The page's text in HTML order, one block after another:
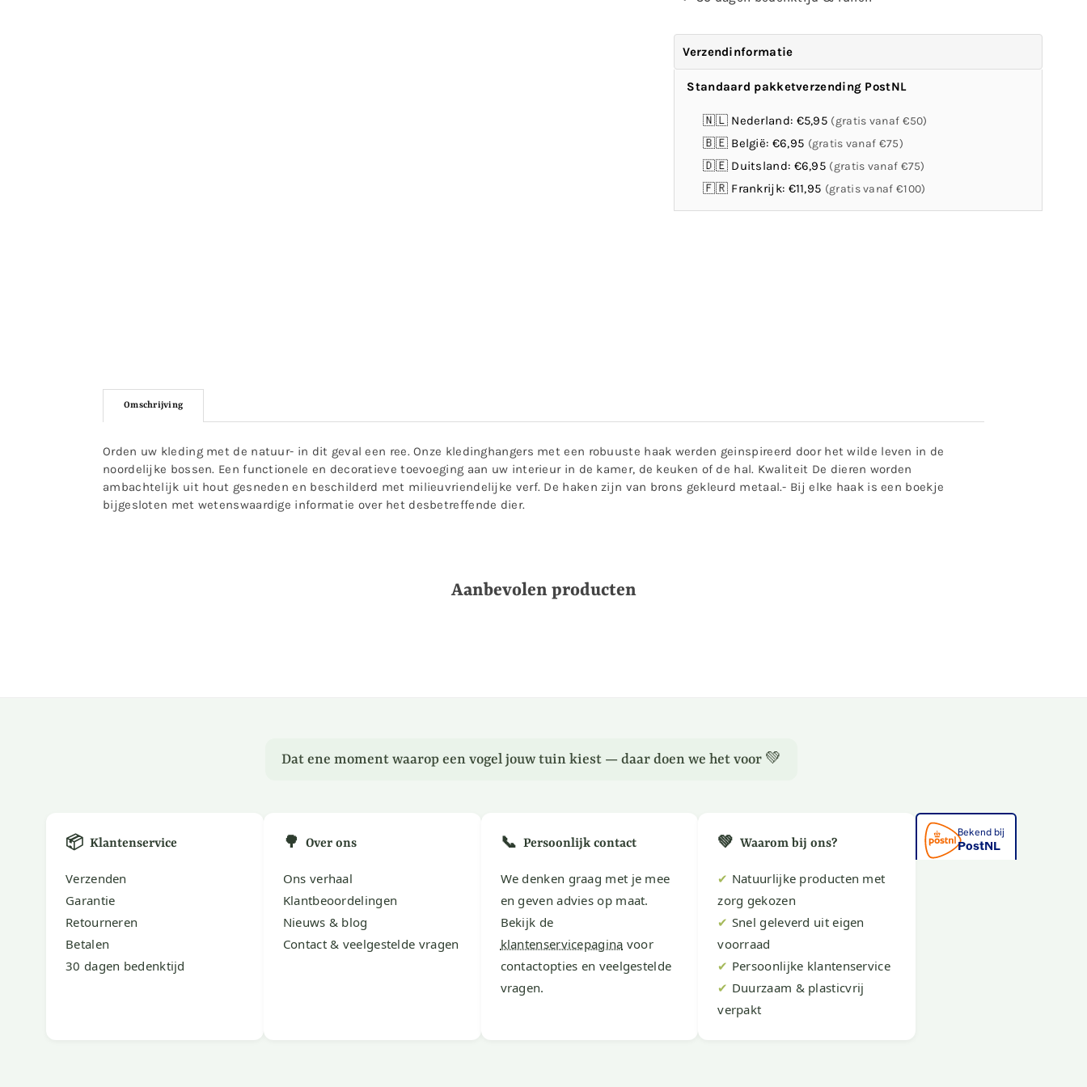
Verzendinformatie
Standaard pakketverzending PostNL
🇳🇱 Nederland: €5,95 (gratis vanaf €50)
🇧🇪 België: €6,95 (gratis vanaf €75)
🇩🇪 Duitsland: €6,95 (gratis vanaf €75)
🇫🇷 Frankrijk: €11,95 (gratis vanaf €100)
Omschrijving
Orden uw kleding met de natuur- in dit geval een ree. Onze kledinghangers met een robuuste haak werden geinspireerd door het wilde leven in de
noordelijke bossen. Een functionele en decoratieve toevoeging aan uw interieur in de kamer, de keuken of de hal. Kwaliteit De dieren worden
ambachtelijk uit hout gesneden en beschilderd met milieuvriendelijke verf. De haken zijn van brons gekleurd metaal.- Bij elke haak is een boekje
bijgesloten met wetenswaardige informatie over het desbetreffende dier.
Aanbevolen producten
Dat ene moment waarop een vogel jouw tuin kiest — daar doen we het voor 💚
📦 Klantenservice
Verzenden
Garantie
Retourneren
Betalen
30 dagen bedenktijd
🌳 Over ons
Ons verhaal
Klantbeoordelingen
Nieuws & blog
Contact & veelgestelde vragen
📞 Persoonlijk contact
We denken graag met je mee
en geven advies op maat.
Bekijk de
klantenservicepagina voor
contactopties en veelgestelde
vragen.
💚 Waarom bij ons?
✔ Natuurlijke producten met
zorg gekozen
✔ Snel geleverd uit eigen
voorraad
✔ Persoonlijke klantenservice
✔ Duurzaam & plasticvrij
verpakt